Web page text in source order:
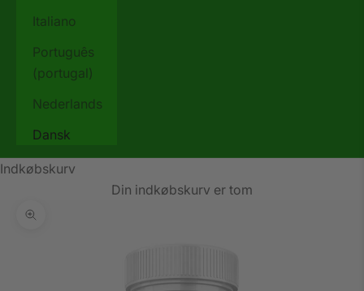
Italiano
Português
(portugal)
Nederlands
Dansk
Indkøbskurv
Din indkøbskurv er tom
Zoom